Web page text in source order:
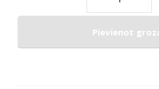
Pievienot